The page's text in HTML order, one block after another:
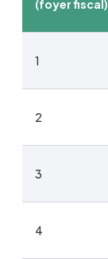
(foyer fiscal)
1
2
3
4